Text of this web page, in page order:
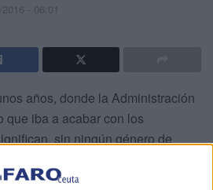
2016 - 06:01
años, donde la Administración
que iba a acabar con los
sin ningún género de